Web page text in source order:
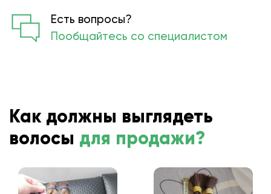
Есть вопросы?
Пообщайтесь со специалистом
Как должны выглядеть
волосы для продажи?